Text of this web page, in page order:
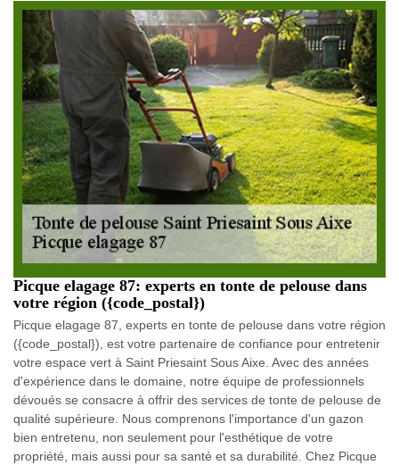
Picque elagage 87: experts en tonte de pelouse dans
votre région ({code_postal})
Picque elagage 87, experts en tonte de pelouse dans votre région
({code_postal}), est votre partenaire de confiance pour entretenir
votre espace vert à Saint Priesaint Sous Aixe. Avec des années
d'expérience dans le domaine, notre équipe de professionnels
dévoués se consacre à offrir des services de tonte de pelouse de
qualité supérieure. Nous comprenons l'importance d'un gazon
bien entretenu, non seulement pour l'esthétique de votre
propriété, mais aussi pour sa santé et sa durabilité. Chez Picque